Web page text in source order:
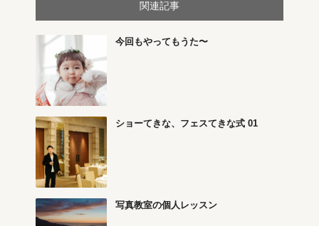
関連記事
今回もやってもうた〜
ショーてきな、フェスてきな式 01
写真教室の個人レッスン